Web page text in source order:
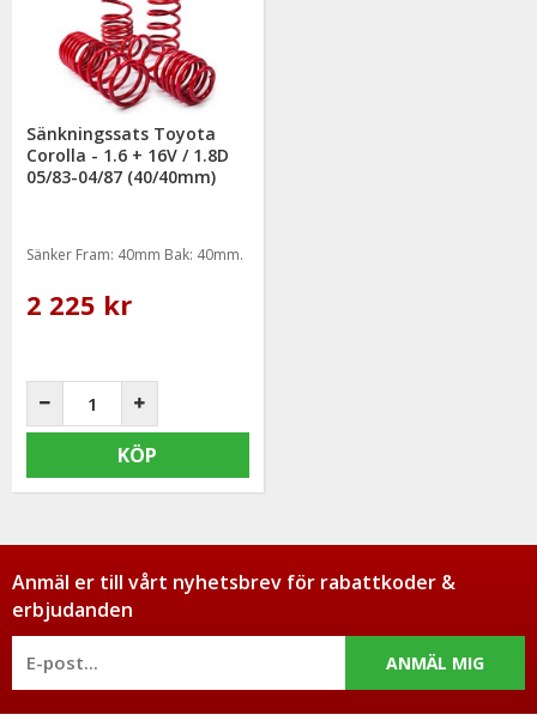
Sänkningssats Toyota
Corolla - 1.6 + 16V / 1.8D
05/83-04/87 (40/40mm)
Sänker Fram: 40mm Bak: 40mm.
2 225 kr
KÖP
Anmäl er till vårt nyhetsbrev för rabattkoder &
erbjudanden
ANMÄL MIG